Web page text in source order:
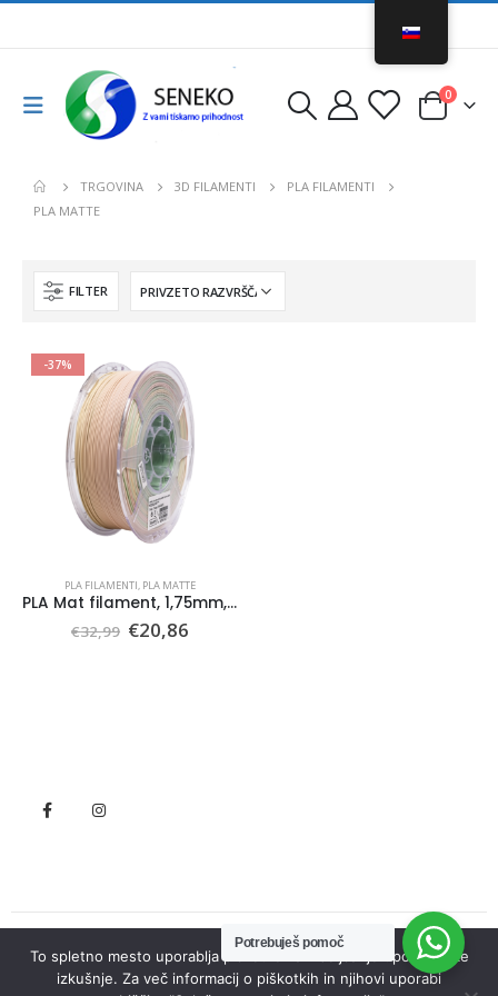
0
TRGOVINA 3D FILAMENTI
PLA FILAMENTI
PLA MATTE
FILTER
-37%
PLA FILAMENTI, PLA MATTE
PLA Mat filament, 1,75mm, 1kg
€32,99 Izvirna
cena
€20,86Trenutna
© Seneko. 2022. All Rights Reserved
Potrebuješ pomoč
To spletno mesto uporablja piškotke za izboljšanje uporabniške
izkušnje. Za več informacij o piškotkih in njihovi uporabi